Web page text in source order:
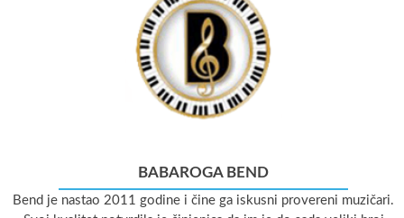
BABAROGA BEND
Bend je nastao 2011 godine i čine ga iskusni provereni muzičari.